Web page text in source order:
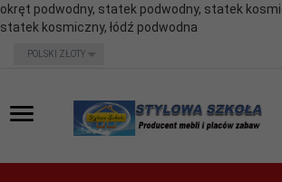
okręt podwodny, statek podwodny, statek
statek kosmiczny, łódź podwodna
currency_h
POLSKI ZŁOTY